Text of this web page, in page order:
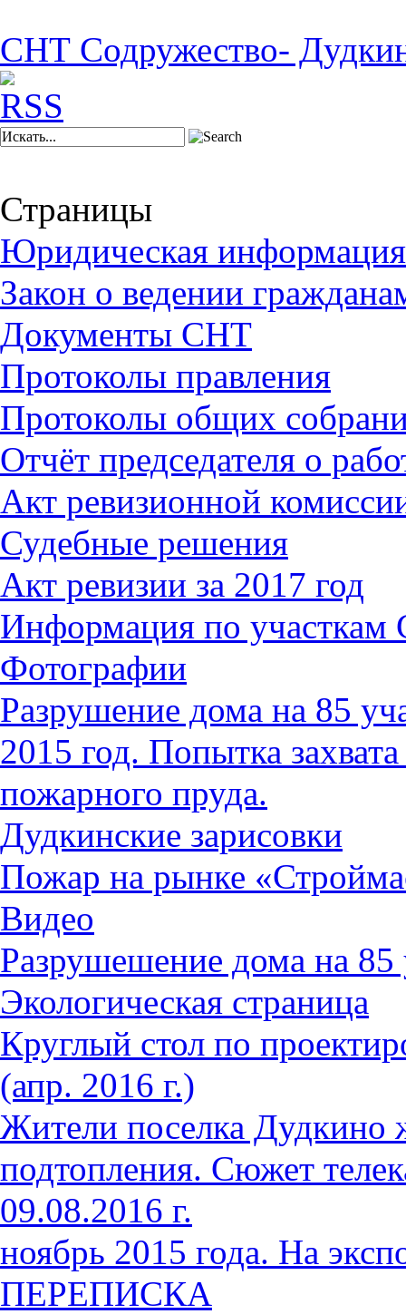
СНТ Содружество-
Страницы
Юридическая информация
Закон о ведении
Документы СНТ
Протоколы правления
Протоколы общих
Отчёт председателя о
Акт ревизионной
Судебные решения
Акт ревизии за 2017 год
Информация по
Фотографии
Разрушение дома на 85
2015 год. Попытка
пожарного пруда.
Дудкинские зарисовки
Пожар на рынке
Видео
Разрушешение дома на 85
Экологическая страница
Круглый стол по
(апр. 2016 г.)
Жители поселка Дудкино
подтопления. Сюжет
09.08.2016 г.
ноябрь 2015 года. На
ПЕРЕПИСКА